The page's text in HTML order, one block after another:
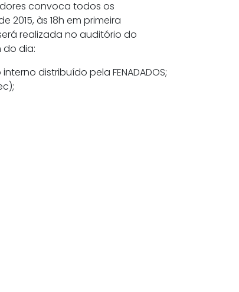
convoca todos os
às 18h em primeira
realizada no auditório do
do dia:
distribuído pela FENADADOS;